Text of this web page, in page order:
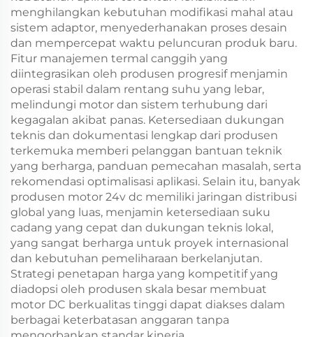
menghilangkan kebutuhan modifikasi mahal atau
sistem adaptor, menyederhanakan proses desain
dan mempercepat waktu peluncuran produk baru.
Fitur manajemen termal canggih yang
diintegrasikan oleh produsen progresif menjamin
operasi stabil dalam rentang suhu yang lebar,
melindungi motor dan sistem terhubung dari
kegagalan akibat panas. Ketersediaan dukungan
teknis dan dokumentasi lengkap dari produsen
terkemuka memberi pelanggan bantuan teknik
yang berharga, panduan pemecahan masalah, serta
rekomendasi optimalisasi aplikasi. Selain itu, banyak
produsen motor 24v dc memiliki jaringan distribusi
global yang luas, menjamin ketersediaan suku
cadang yang cepat dan dukungan teknis lokal,
yang sangat berharga untuk proyek internasional
dan kebutuhan pemeliharaan berkelanjutan.
Strategi penetapan harga yang kompetitif yang
diadopsi oleh produsen skala besar membuat
motor DC berkualitas tinggi dapat diakses dalam
berbagai keterbatasan anggaran tanpa